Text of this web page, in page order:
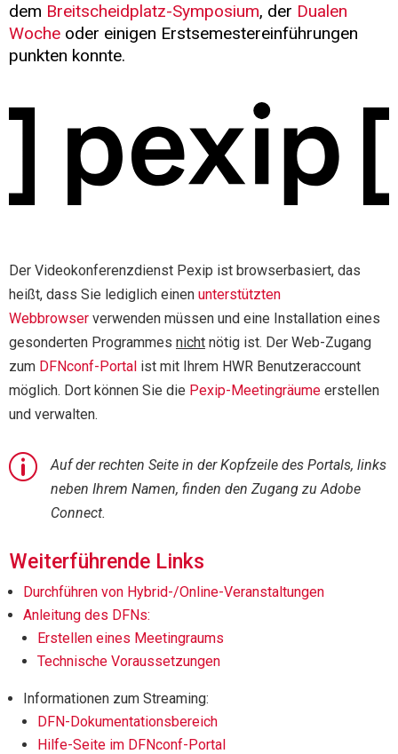
dem Breitscheidplatz-Symposium, der Dualen
Woche oder einigen Erstsemestereinführungen
punkten konnte.
Der Videokonferenzdienst Pexip ist browserbasiert, das
heißt, dass Sie lediglich einen unterstützten
Webbrowser verwenden müssen und eine Installation eines
gesonderten Programmes nicht nötig ist. Der Web-Zugang
zum DFNconf-Portal ist mit Ihrem HWR Benutzeraccount
möglich. Dort können Sie die Pexip-Meetingräume erstellen
und verwalten.
p
Auf der rechten Seite in der Kopfzeile des Portals, links
neben Ihrem Namen, finden den Zugang zu Adobe
Connect.
Weiterführende Links
Durchführen von Hybrid-/Online-Veranstaltungen
Anleitung des DFNs:
Erstellen eines Meetingraums
Technische Voraussetzungen
Informationen zum Streaming:
DFN-Dokumentationsbereich
Hilfe-Seite im DFNconf-Portal